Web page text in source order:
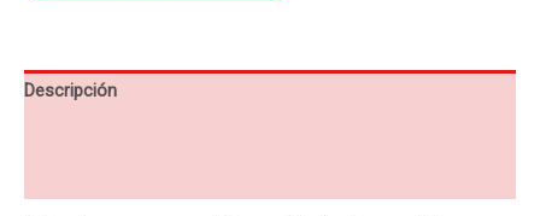
Descripción